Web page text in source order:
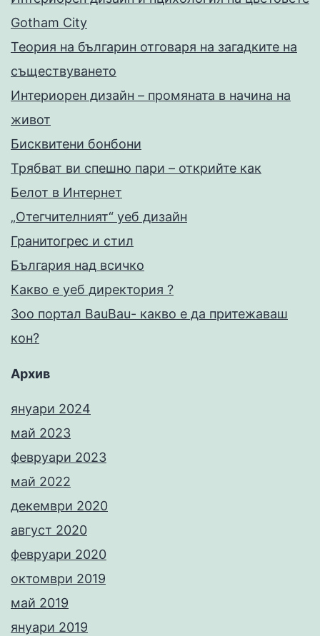
Gotham City
Теория на българин отговаря на загадките на
съществуването
Интериорен дизайн – промяната в начина на
живот
Бисквитени бонбони
Трябват ви спешно пари – открийте как
Белот в Интернет
„Отегчителният“ уеб дизайн
Гранитогрес и стил
България над всичко
Какво е уеб директория ?
Зоо портал BauBau- какво е да притежаваш
кон?
Архив
януари 2024
май 2023
февруари 2023
май 2022
декември 2020
август 2020
февруари 2020
октомври 2019
май 2019
януари 2019